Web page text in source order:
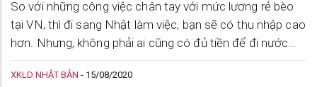
So với những công việc chân tay với mức lương rẻ bèo
tại VN, thì đi sang Nhật làm việc, bạn sẽ có thu nhập cao
hơn. Nhưng, không phải ai cũng có đủ tiền để đi nước
ngoài làm việc. Vậy hãy tham khảo những thông tin về
thủ tục vay vốn ngân hàng đi xuất khẩu Nhật Bản nhé.
XKLD NHẬT BẢN - 15/08/2020